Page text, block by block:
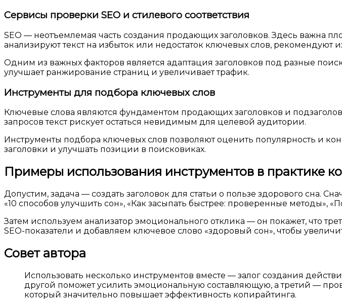
Сервисы проверки SEO и стилевого соответствия
SEO — неотъемлемая часть создания продающих заголовков. Здесь важна
анализируют текст на избыток или недостаток ключевых слов,
Одним из важных факторов является адаптация заголовков под разные
улучшает ранжирование страниц и увеличивает трафик.
Инструменты для подбора ключевых слов
Ключевые слова являются фундаментом продающих заголовков и
запросов текст рискует остаться невидимым для целевой аудитории.
Инструменты подбора ключевых слов позволяют оценить популярность и
заголовки и улучшать позиции в поисковиках.
Примеры использования инструментов в практике
Допустим, задача — создать заголовок для статьи о пользе здорового сна.
«10 способов улучшить сон», «Как засыпать быстрее: проверенные методы»,
Затем используем анализатор эмоционального отклика — он покажет, что
SEO-показатели и добавляем ключевое слово «здоровый сон», чтобы
Совет автора
Использовать несколько инструментов вместе — залог создания
другой поможет усилить эмоциональную составляющую, а третий —
который значительно повышает эффективность копирайтинга.